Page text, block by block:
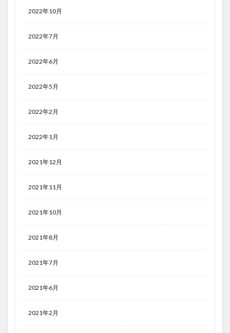
2022年10月
2022年7月
2022年6月
2022年5月
2022年2月
2022年1月
2021年12月
2021年11月
2021年10月
2021年8月
2021年7月
2021年6月
2021年2月